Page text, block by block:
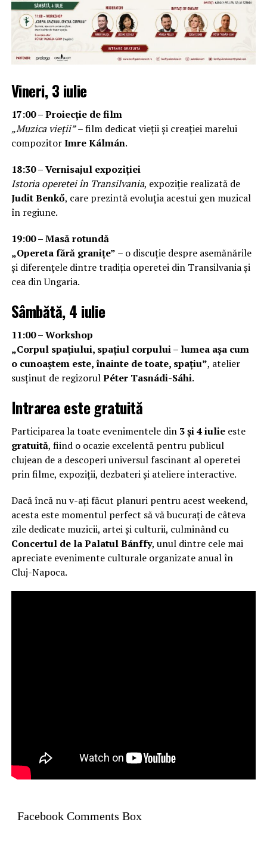
Vineri, 3 iulie
17:00 – Proiecție de film
„Muzica vieții”– film dedicat vieții și creației marelui
compozitorImre Kálmán.
18:30 – Vernisajul expoziției
Istoria operetei în Transilvania, expoziție realizată de
Judit Benkő, care prezintă evoluția acestui gen muzical
în regiune.
19:00 – Masă rotundă
„Opereta fără granițe” – o discuție despre asemănările
și diferențele dintre tradiția operetei din Transilvania și
cea din Ungaria.
Sâmbătă, 4 iulie
11:00 – Workshop
„Corpul spațiului, spațiul corpului – lumea așa cum
o cunoaștem este, înainte de toate, spațiu”, atelier
susținut de regizorulPéter Tasnádi-Sáhi.
Intrarea este gratuită
Participarea la toate evenimentele din 3 și 4 iulieeste
gratuită, fiind o ocazie excelentă pentru publicul
clujean de a descoperi universul fascinant al operetei
prin filme, expoziții, dezbateri și ateliere interactive.
Dacă încă nu v-ați făcut planuri pentru acest weekend,
acesta este momentul perfect să vă bucurați de câteva
zile dedicate muzicii, artei și culturii, culminând cu
Concertul de la Palatul Bánffy, unul dintre cele mai
apreciate evenimente culturale organizate anual în
Cluj-Napoca.
Facebook Comments Box